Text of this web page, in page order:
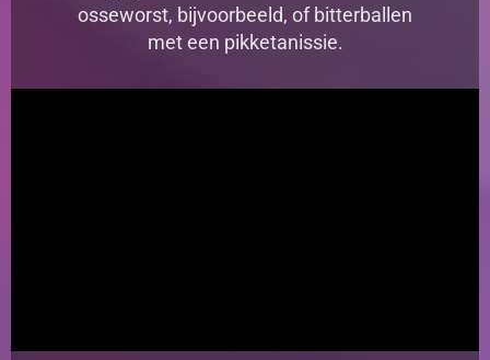
osseworst, bijvoorbeeld, of bitterballen
met een pikketanissie.